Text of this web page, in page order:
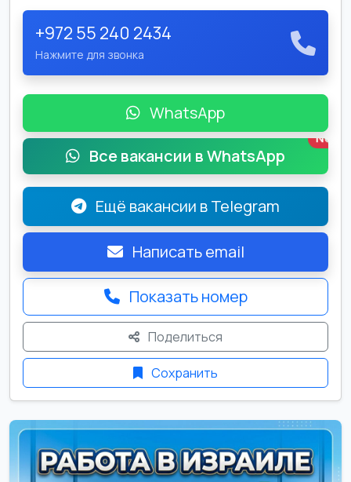
+972 55 240 2434
Нажмите для звонка
WhatsApp
Все вакансии в WhatsApp
New
Ещё вакансии в Telegram
Написать email
Показать номер
Поделиться
Сохранить